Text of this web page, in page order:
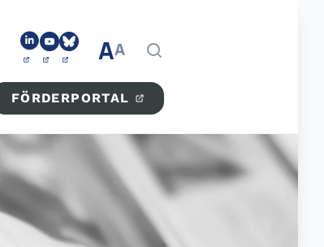
AA
FÖRDERPORTAL